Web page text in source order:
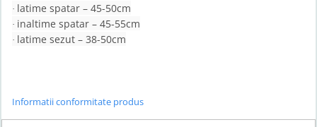
· latime spatar – 45-50cm
· inaltime spatar – 45-55cm
· latime sezut – 38-50cm
Informatii conformitate produs